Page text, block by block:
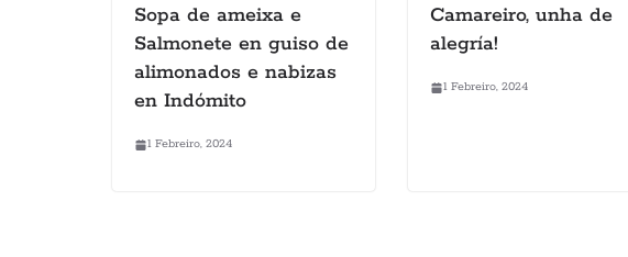
Sopa de ameixa e
Salmonete en guiso de
alimonados e nabizas
en Indómito
1 Febreiro, 2024
Camareiro, unha de
alegría!
1 Febreiro, 2024